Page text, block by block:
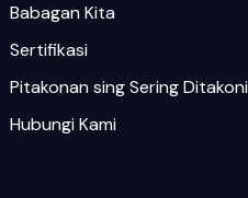
Babagan Kita
Sertifikasi
Pitakonan sing Sering Ditakoni
Hubungi Kami